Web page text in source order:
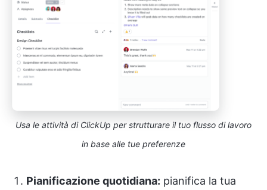
Usa le attività di ClickUp per strutturare il tuo flusso di lavoro
in base alle tue preferenze
Pianificazione quotidiana: pianifica la tua